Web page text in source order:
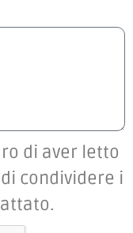
di aver letto
condividere i